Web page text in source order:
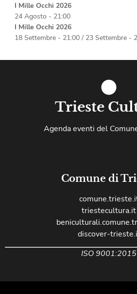
I Mille Occhi 2026
24 Agosto - 21:00
I Mille Occhi 2026
18 Settembre - 21:00 / 23 Settembre -
Trieste
Agenda eventi del
Comune di
triestecultura.it
discover-
ISO 9001:2015